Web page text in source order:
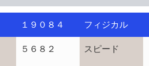
１９０８４ フィジカル
５６８２ スピード